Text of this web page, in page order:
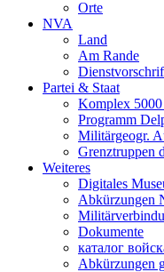
Orte
NVA
Land
Am Rande
Partei & Staat
Komplex
Programm
Militärgeogr.
Grenztruppen
Weiteres
Digitales
Abkürzungen
Dokumente
каталог
Abkürzungen